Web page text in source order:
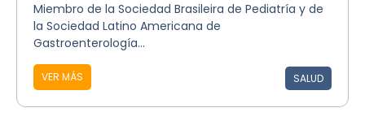
Miembro de la Sociedad Brasileira de Pediatría y de
la Sociedad Latino Americana de
Gastroenterología...
VER MÁS SALUD